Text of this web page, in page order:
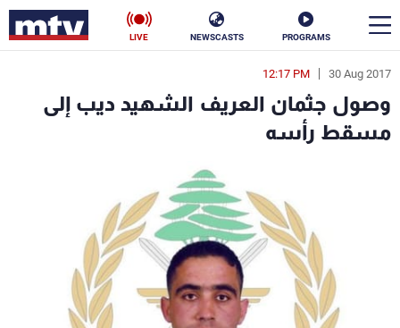
PROGRAMS
NEWSCASTS
LIVE
30 Aug 2017
12:17 PM
وصول جثمان العريف الشهيد ديب إلى
مسقط رأسه
en
الأخبار
فن
رياضة
كأس العالم